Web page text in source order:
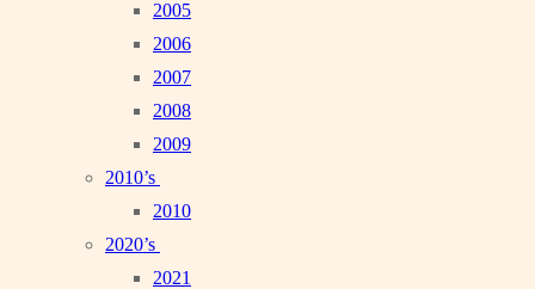
2005
2006
2007
2008
2009
2010’s
2010
2020’s
2021